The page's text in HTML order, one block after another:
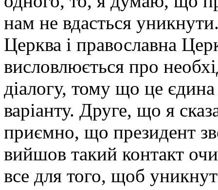
нам не вдасться
Церква і православна
висловлюється про
діалогу, тому що це
варіанту. Друге, що я
приємно, що президент
вийшов такий контакт
все для того, щоб